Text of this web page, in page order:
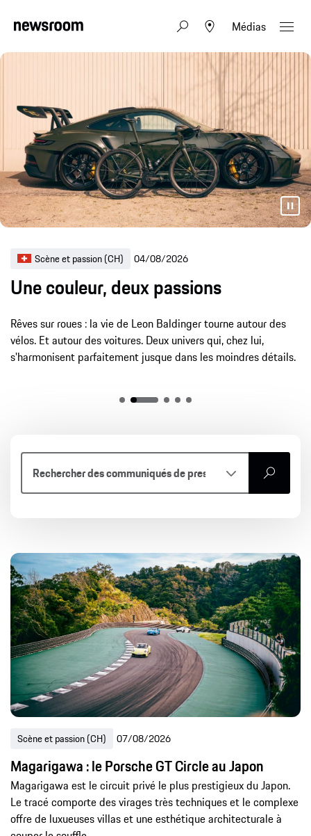
Médias
Scène et passion (CH) 04/08/2026
Une couleur, deux passions
Rêves sur roues : la vie de Leon Baldinger tourne autour des
vélos. Et autour des voitures. Deux univers qui, chez lui,
s'harmonisent parfaitement jusque dans les moindres détails.
recherchez
Article Communiqué de presse Images Vidéos
Contenu global Entreprise
Porsche Consulting
Scène et passion (CH)
Produits
Société (CH)
Sport
Sport automobile (CH)
Innovation
Durabilité (CH)
Entreprise (CH)
Histoire
Durabilité
Sport (CH)
Histoire (CH)
Technologie
Innovation (CH)
Produits (CH)
Scène et passion Sport automobile
Contenu global -
Scène et passion (CH) 07/08/2026
Magarigawa : le Porsche GT Circle au Japon
Magarigawa est le circuit privé le plus prestigieux du Japon.
Le tracé comporte des virages très techniques et le complexe
offre de luxueuses villas et une esthétique architecturale à